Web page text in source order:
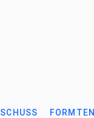
SCHUSS FORMTEN